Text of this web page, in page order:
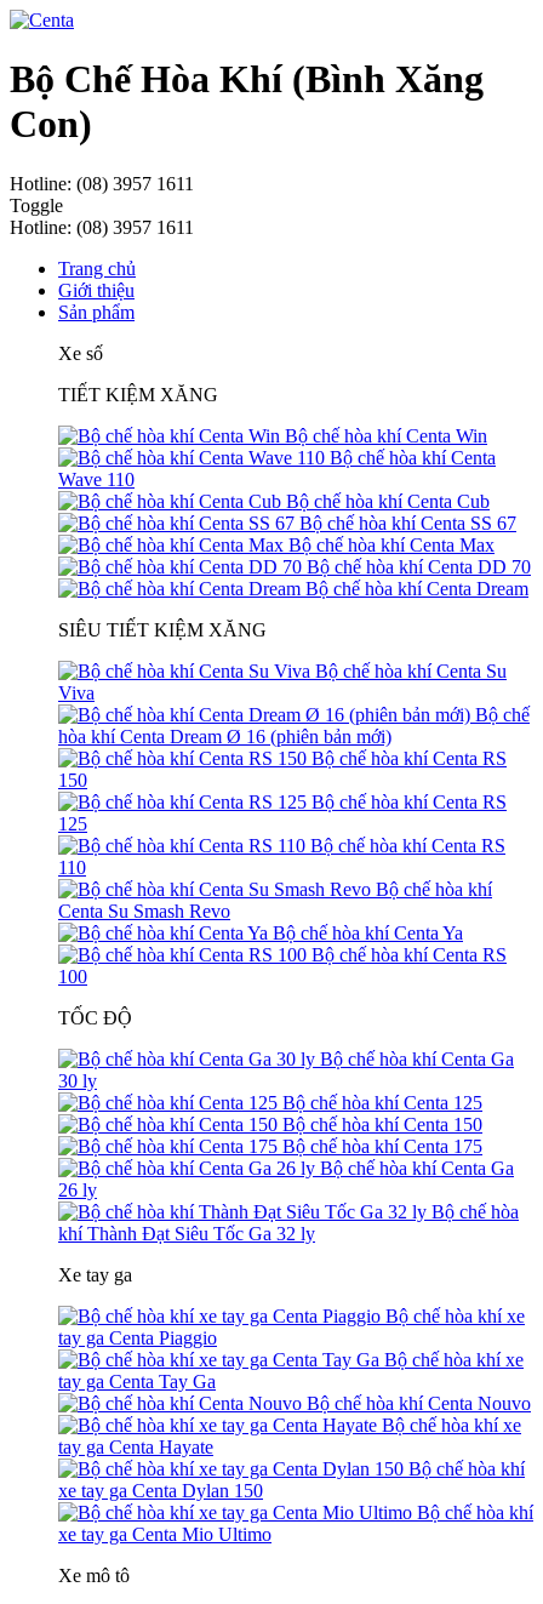
Bộ Chế Hòa Khí (Bình Xăng
Con)
Hotline: (08) 3957 1611
Toggle
Hotline: (08) 3957 1611
Trang chủ
Giới thiệu
Sản phẩm
Xe số
TIẾT KIỆM XĂNG
Bộ chế hòa khí Centa Win
Bộ chế hòa khí Centa
Wave 110
Bộ chế hòa khí Centa Cub
Bộ chế hòa khí Centa SS 67
Bộ chế hòa khí Centa Max
Bộ chế hòa khí Centa DD 70
Bộ chế hòa khí Centa Dream
SIÊU TIẾT KIỆM XĂNG
Bộ chế hòa khí Centa Su
Viva
Bộ chế
hòa khí Centa Dream Ø 16 (phiên bản mới)
Bộ chế hòa khí Centa RS
150
Bộ chế hòa khí Centa RS
125
Bộ chế hòa khí Centa RS
110
Bộ chế hòa khí
Centa Su Smash Revo
Bộ chế hòa khí Centa Ya
Bộ chế hòa khí Centa RS
100
TỐC ĐỘ
Bộ chế hòa khí Centa Ga
30 ly
Bộ chế hòa khí Centa 125
Bộ chế hòa khí Centa 150
Bộ chế hòa khí Centa 175
Bộ chế hòa khí Centa Ga
26 ly
Bộ chế hòa
khí Thành Đạt Siêu Tốc Ga 32 ly
Xe tay ga
Bộ chế hòa khí xe
tay ga Centa Piaggio
Bộ chế hòa khí xe
tay ga Centa Tay Ga
Bộ chế hòa khí Centa Nouvo
Bộ chế hòa khí xe
tay ga Centa Hayate
Bộ chế hòa khí
xe tay ga Centa Dylan 150
Bộ chế hòa khí
xe tay ga Centa Mio Ultimo
Xe mô tô